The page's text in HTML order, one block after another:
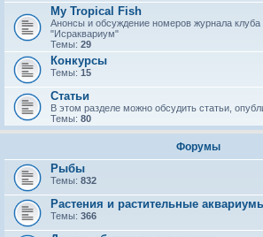
My Tropical Fish
Анонсы и обсуждение номеров журнала клуба
"Исраквариум"
Темы: 29
Конкурсы
Темы: 15
Статьи
В этом разделе можно обсудить статьи,
Темы: 80
Форумы
Рыбы
Темы: 832
Растения и растительные
Темы: 366